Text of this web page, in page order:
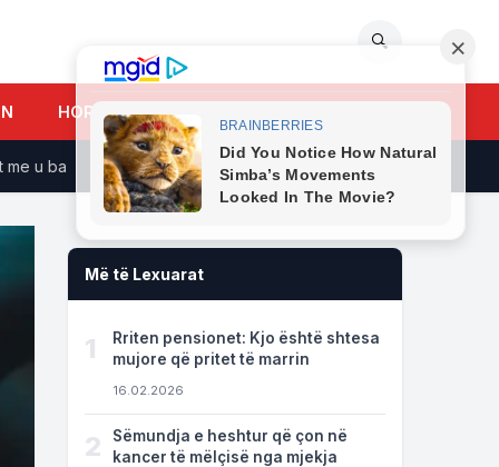
🔍
HOROSKOPI
ba Geci reagon pas veprimit të Time Kadrijajt: Turp i
Më të Lexuarat
1
Rriten pensionet: Kjo është shtesa
mujore që pritet të marrin
16.02.2026
2
Sëmundja e heshtur që çon në
kancer të mëlçisë nga mjekja